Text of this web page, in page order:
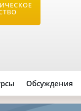
Обсуждения